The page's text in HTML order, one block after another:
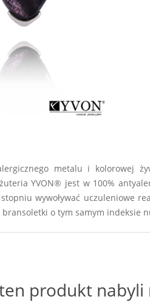
metalu i kolorowej
YVON® jest w 100%
wywoływać uczuleniowe
o tym samym indeksie
produkt nabyli